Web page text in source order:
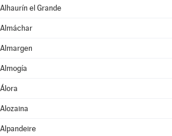
Alhaurín el Grande
Almáchar
Almargen
Almogía
Álora
Alozaina
Alpandeire